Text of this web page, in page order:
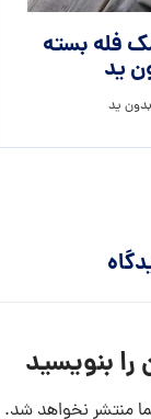
فله بسته
ید
ید
را بنویسید
منتشر نخواهد شد.